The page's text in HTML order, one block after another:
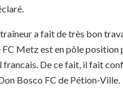
a fait de très bon
FC Metz est en pôle
francais. De ce fait, il fait
Bosco FC de Pétion-Ville.